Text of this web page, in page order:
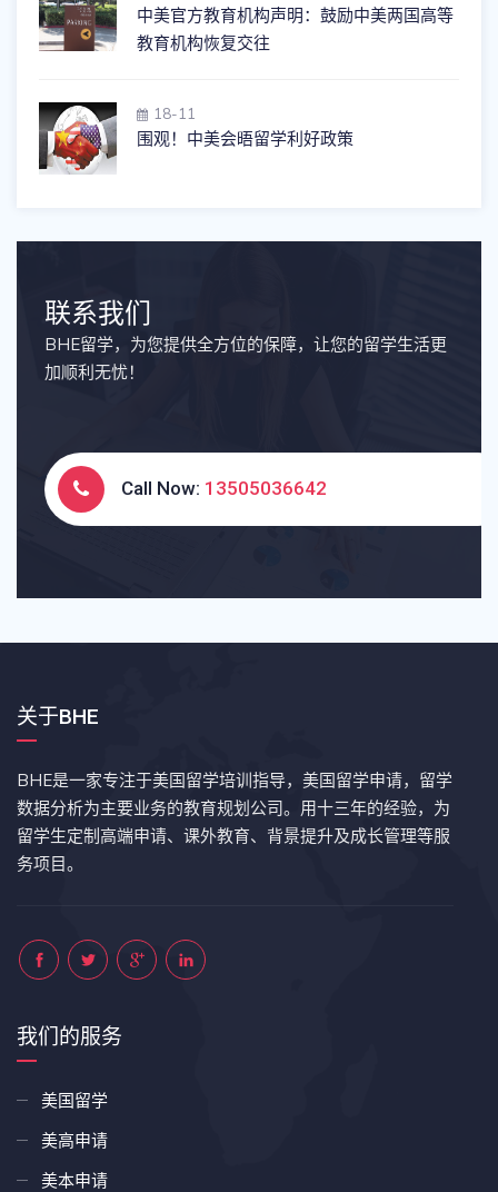
中美官方教育机构声明：鼓励中美两国高等
教育机构恢复交往
18-11
围观！中美会晤留学利好政策
联系我们
BHE留学，为您提供全方位的保障，让您的留学生活更
加顺利无忧！
Call Now: 13505036642
关于BHE
BHE是一家专注于美国留学培训指导，美国留学申请，留学
数据分析为主要业务的教育规划公司。用十三年的经验，为
留学生定制高端申请、课外教育、背景提升及成长管理等服
务项目。
我们的服务
美国留学
美高申请
美本申请